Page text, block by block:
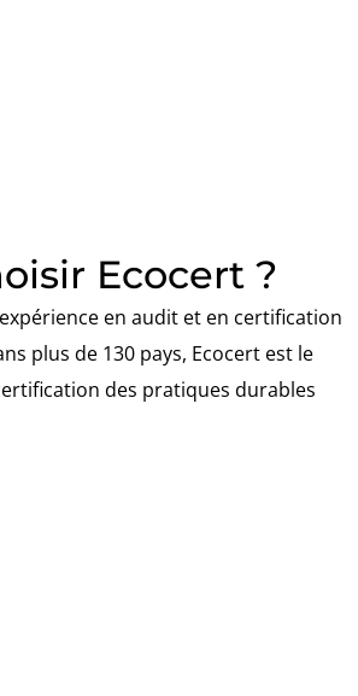
Ecocert ?
en audit et en certification
plus de 130 pays, Ecocert est le
des pratiques durables